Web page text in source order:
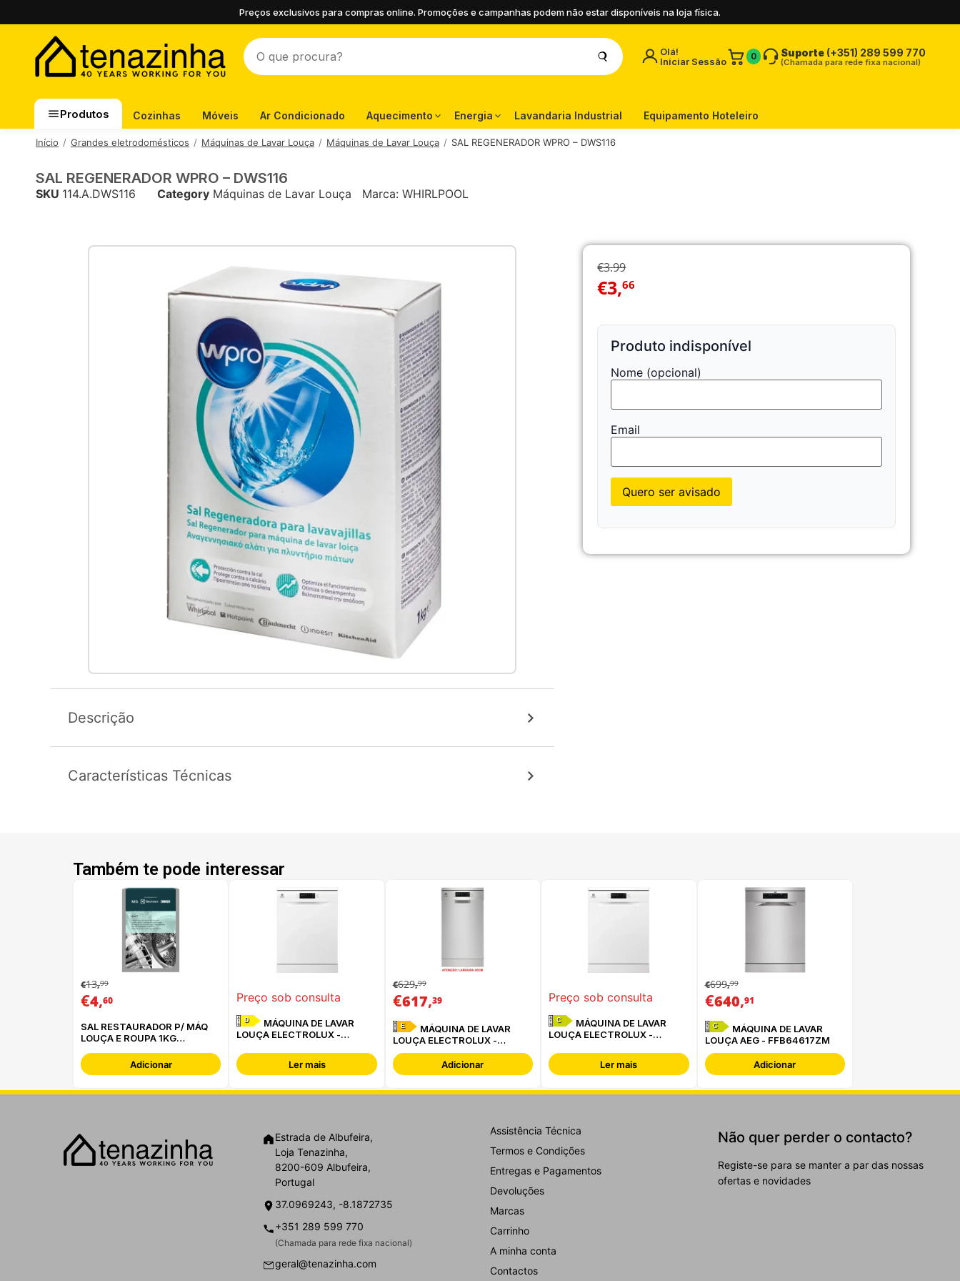
Preços exclusivos para compras online. Promoções e campanhas podem não estar disponíveis na loja física.
Olá!
Iniciar Sessão
0 Suporte (+351) 289 599 770
(Chamada para rede fixa nacional)
Produtos Cozinhas Móveis Ar Condicionado Aquecimento Energia Lavandaria Industrial Equipamento Hoteleiro
Início Grandes eletrodomésticos Máquinas de Lavar Louça Máquinas de Lavar Louça SAL REGENERADOR WPRO – DWS116
SAL REGENERADOR WPRO – DWS116
SKU 114.A.DWS116 Category Máquinas de Lavar Louça Marca: WHIRLPOOL
Descrição
Características Técnicas
€3.99
€3,66
Produto indisponível
Nome (opcional)
Email
Quero ser avisado
Também te pode interessar
€13,99
€4,60
SAL RESTAURADOR P/ MÁQ
LOUÇA E ROUPA 1KG
Adicionar
Preço sob consulta
D
MÁQUINA DE LAVAR
LOUÇA ELECTROLUX -
Ler mais
€629,99
€617,39
E
MÁQUINA DE LAVAR
LOUÇA ELECTROLUX -
ESS42220SX
Adicionar
Preço sob consulta
C
MÁQUINA DE LAVAR
LOUÇA ELECTROLUX -
Ler mais
€699,99
€640,91
C
MÁQUINA DE LAVAR
LOUÇA AEG - FFB64617ZM
Adicionar
Estrada de Albufeira,
Loja Tenazinha,
8200-609 Albufeira,
Portugal
37.0969243, -8.1872735
+351 289 599 770
(Chamada para rede fixa nacional)
geral@tenazinha.com
Assistência Técnica
Termos e Condições
Entregas e Pagamentos
Devoluções
Marcas
Carrinho
A minha conta
Contactos
Não quer perder o contacto?
Registe-se para se manter a par das nossas
ofertas e novidades